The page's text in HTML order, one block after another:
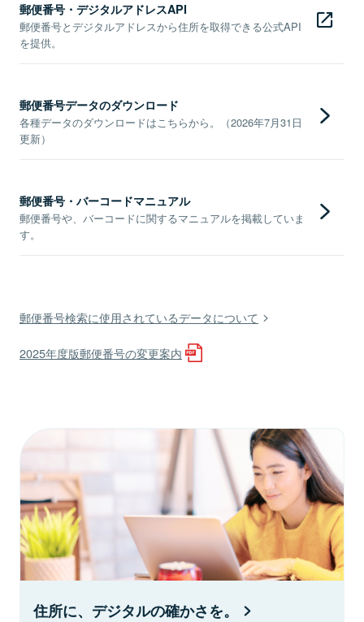
郵便番号・デジタルアドレスAPI
郵便番号とデジタルアドレスから住所を取得できる公式API
を提供。
郵便番号データのダウンロード
各種データのダウンロードはこちらから。（2026年7月31日
更新）
郵便番号・バーコードマニュアル
郵便番号や、バーコードに関するマニュアルを掲載していま
す。
郵便番号検索に使用されているデータについて
2025年度版郵便番号の変更案内
住所に、デジタルの確かさを。